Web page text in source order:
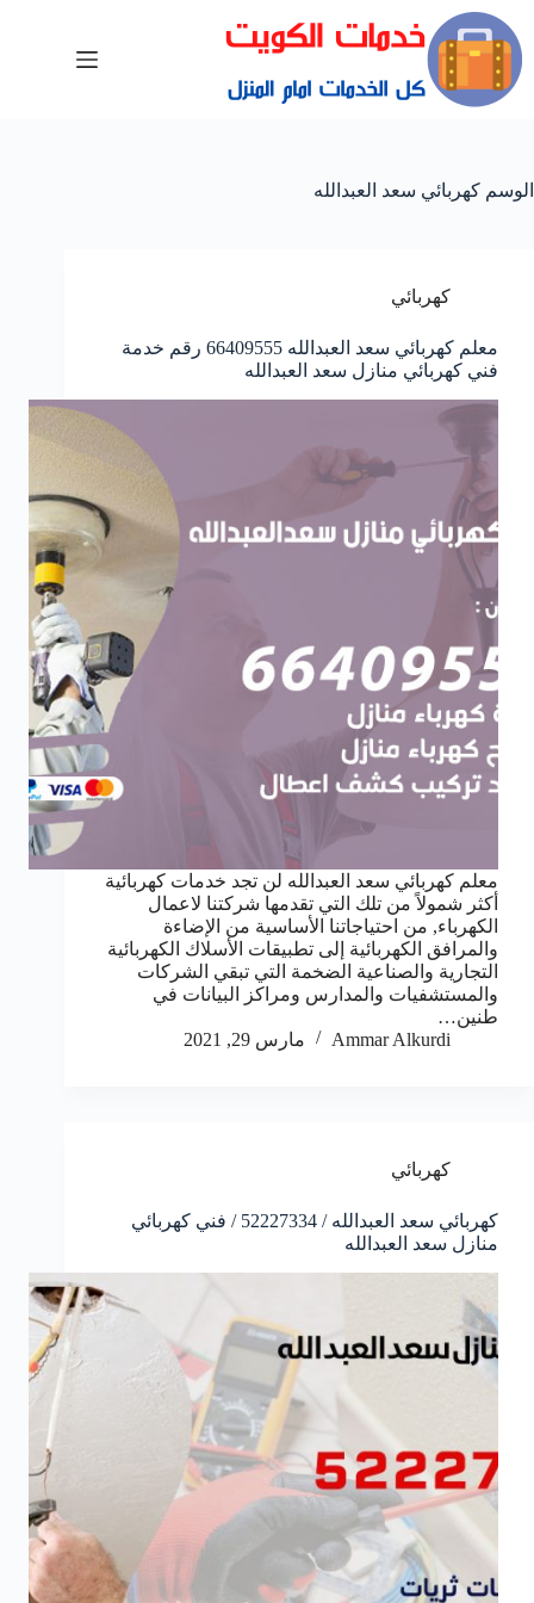
الوسم كهربائي سعد العبدالله
كهربائي
معلم كهربائي سعد العبدالله 66409555 رقم خدمة
فني كهربائي منازل سعد العبدالله
معلم كهربائي سعد العبدالله لن تجد خدمات كهربائية
أكثر شمولاً من تلك التي تقدمها شركتنا لاعمال
الكهرباء, من احتياجاتنا الأساسية من الإضاءة
والمرافق الكهربائية إلى تطبيقات الأسلاك الكهربائية
التجارية والصناعية الضخمة التي تبقي الشركات
والمستشفيات والمدارس ومراكز البيانات في
طنين…
Ammar Alkurdi
مارس 29, 2021
كهربائي
كهربائي سعد العبدالله / 52227334 / فني كهربائي
منازل سعد العبدالله